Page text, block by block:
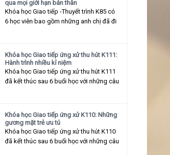
qua mọi giới hạn bản thân
Khóa học Giao tiếp -Thuyết trình K85 có
6 học viên bao gồm những anh chị đã đi
Khóa học Giao tiếp ứng xử thu hút K111:
Hành trình nhiều kỉ niệm
Khóa học Giao tiếp ứng xử thu hút K111
đã kết thúc sau 6 buổi học với những câu
Khóa học Giao tiếp ứng xử K110: Những
gương mặt trẻ ưu tú
Khóa học Giao tiếp ứng xử thu hút K110
đã kết thúc sau 6 buổi học với những câu